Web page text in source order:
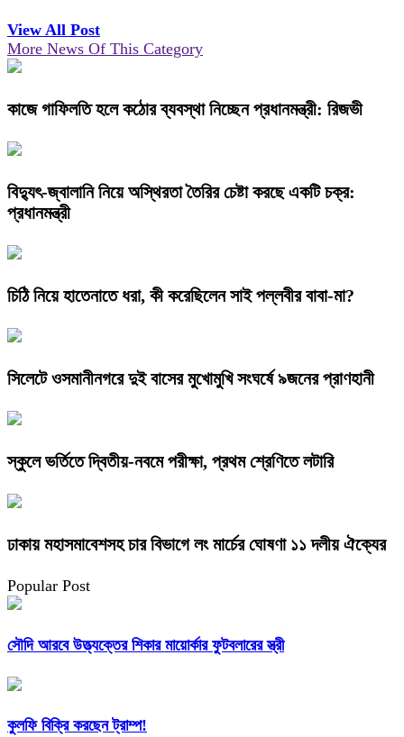
View All Post
More News Of This Category
কাজে গাফিলতি হলে কঠোর ব্যবস্থা নিচ্ছেন প্রধানমন্ত্রী: রিজভী
বিদ্যুৎ-জ্বালানি নিয়ে অস্থিরতা তৈরির চেষ্টা করছে একটি চক্র:
প্রধানমন্ত্রী
চিঠি নিয়ে হাতেনাতে ধরা, কী করেছিলেন সাই পল্লবীর বাবা-মা?
সিলেটে ওসমানীনগরে দুই বাসের মুখোমুখি সংঘর্ষে ৯জনের প্রাণহানী
স্কুলে ভর্তিতে দ্বিতীয়-নবমে পরীক্ষা, প্রথম শ্রেণিতে লটারি
ঢাকায় মহাসমাবেশসহ চার বিভাগে লং মার্চের ঘোষণা ১১ দলীয় ঐক্যের
Popular Post
সৌদি আরবে উত্ত্যক্তের শিকার মায়োর্কার ফুটবলারের স্ত্রী
কুলফি বিক্রি করছেন ট্রাম্প!